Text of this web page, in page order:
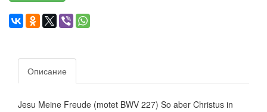
Описание
Jesu Meine Freude (motet BWV 227) So aber Christus in